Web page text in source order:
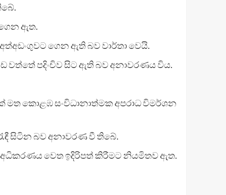
ගෙන ඇත.
ගෙන ඇති බව වාර්තා වෙයි.
වත්තේ පදිංචිව සිට ඇති බව අනාවරණය විය.
කොළඹ සංවිධානාත්මක අපරාධ විමර්ශන
සිටින බව අනාවරණ වී තිබේ.
අධිකරණය වෙත ඉදිරිපත් කිරීමට නියමිතව ඇත.